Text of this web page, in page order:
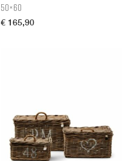
50×60
€ 165,90